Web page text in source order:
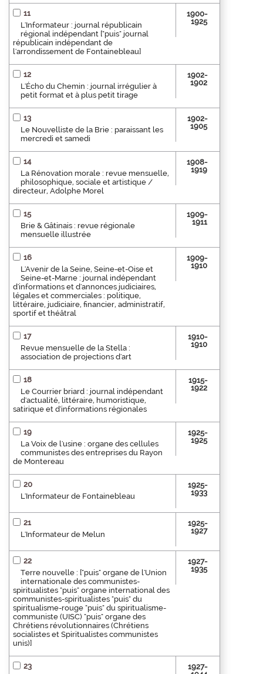
11
L'Informateur : journal républicain
régional indépendant ["puis" journal
républicain indépendant de
l'arrondissement de Fontainebleau]
1900-
1925
12
L'Écho du Chemin : journal irrégulier à
petit format et à plus petit tirage
1902-
1902
13
Le Nouvelliste de la Brie : paraissant les
mercredi et samedi
1902-
1905
14
La Rénovation morale : revue mensuelle,
philosophique, sociale et artistique /
directeur, Adolphe Morel
1908-
1919
15
Brie & Gâtinais : revue régionale
mensuelle illustrée
1909-
1911
16
L'Avenir de la Seine, Seine-et-Oise et
Seine-et-Marne : journal indépendant
d'informations et d'annonces judiciaires,
légales et commerciales : politique,
littéraire, judiciaire, financier, administratif,
sportif et théâtral
1909-
1910
17
Revue mensuelle de la Stella :
association de projections d'art
1910-
1910
18
Le Courrier briard : journal indépendant
d'actualité, littéraire, humoristique,
satirique et d'informations régionales
1915-
1922
19
La Voix de l'usine : organe des cellules
communistes des entreprises du Rayon
de Montereau
1925-
1925
20
L'Informateur de Fontainebleau
1925-
1933
21
L'Informateur de Melun
1925-
1927
22
Terre nouvelle : ["puis" organe de l'Union
internationale des communistes-
spiritualistes "puis" organe international des
communistes-spiritualistes "puis" du
spiritualisme-rouge "puis" du spiritualisme-
communiste (UISC) "puis" organe des
Chrétiens révolutionnaires (Chrétiens
socialistes et Spiritualistes communistes
unis)]
1927-
1935
23
1927-